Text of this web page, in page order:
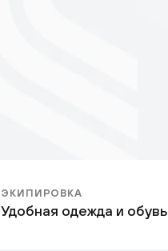
ЭКИПИРОВКА
Удобная одежда и обувь